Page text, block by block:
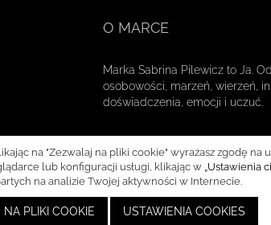
O MARCE
Marka Sabrina Pilewicz to Ja.
osobowości, marzeń, wierzeń,
doświadczenia, emocji i uczuć.
na "Zezwalaj na pliki cookie" wyrażasz zgodę
lub konfiguracji usługi, klikając w „Ustawienia
na analizie Twojej aktywności w Internecie.
PLIKI COOKIE USTAWIENIA COOKIES